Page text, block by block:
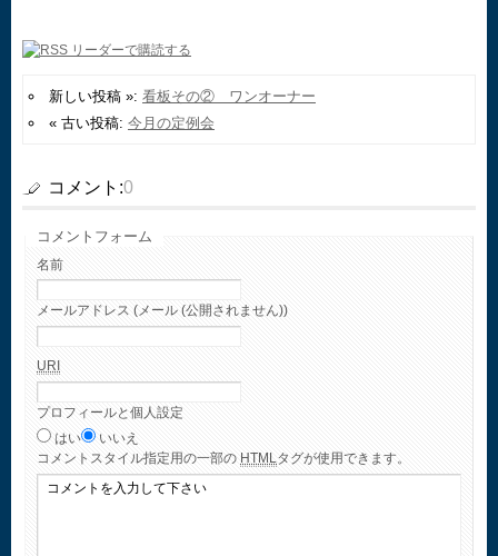
新しい投稿 »: 看板その② ワンオーナー
« 古い投稿: 今月の定例会
コメント:0
コメントフォーム
名前
メールアドレス (メール (公開されません))
URI
プロフィールと個人設定
はい
いいえ
コメント スタイル指定用の一部の HTMLタグが使用できます。